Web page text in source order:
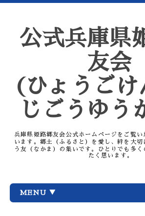
公式兵庫県
友会
(ひょうごけ
じごうゆう
兵庫県姫路郷友会公式ホームページをご覧
います。郷土（ふるさと）を愛し、絆を大切
う友（なかま）の集いです。ひとりでも多く
たく思います。
MENU ▼